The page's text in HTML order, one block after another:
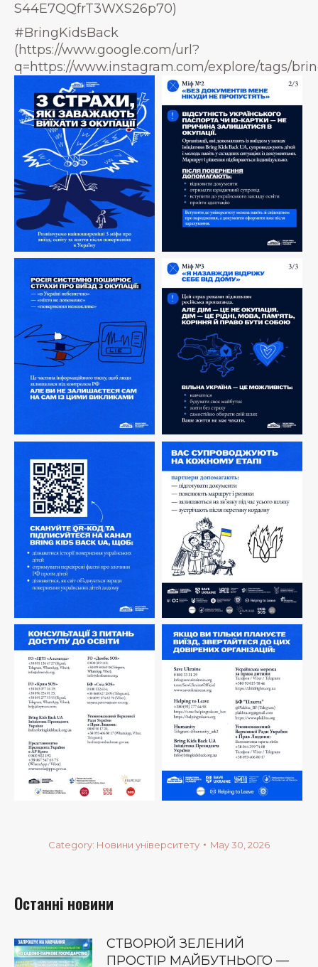
S44E7QQfrT3WXS26p70)
#BringKidsBack
(https://www.google.com/url?
q=https://www.instagram.com/explore/tags/
Category: Новини університету May 30, 2026
Останні новини
СТВОРЮЙ ЗЕЛЕНИЙ
ПРОСТІР МАЙБУТНЬОГО —